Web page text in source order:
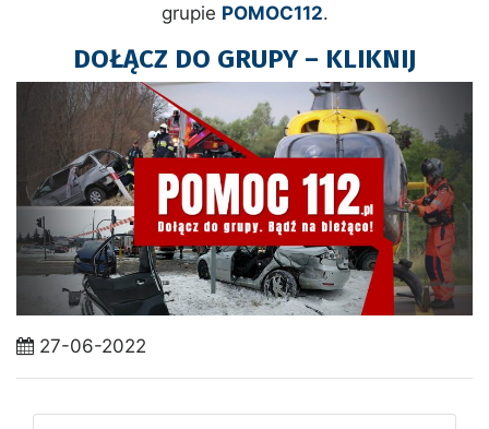
grupie POMOC112.
DOŁĄCZ DO GRUPY – KLIKNIJ
27-06-2022